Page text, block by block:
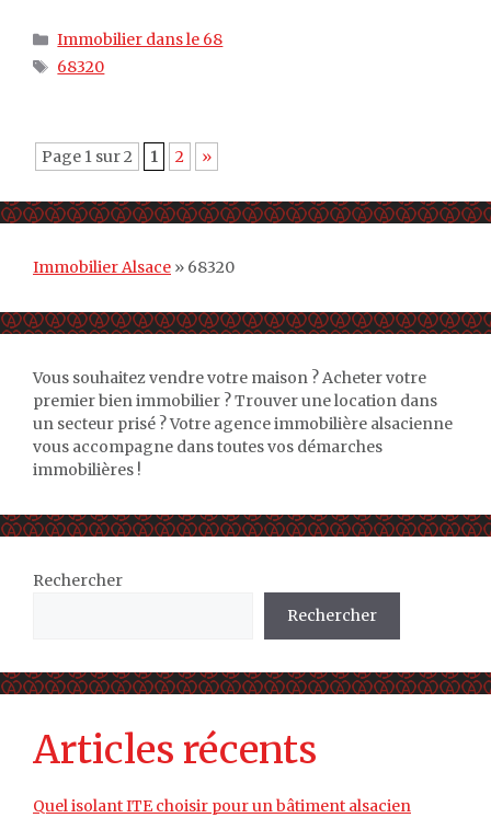
Catégories
Immobilier dans le 68
Étiquettes
68320
Page 1 sur 2 1 2 »
Immobilier Alsace » 68320
Vous souhaitez vendre votre maison ? Acheter votre
premier bien immobilier ? Trouver une location dans
un secteur prisé ? Votre agence immobilière alsacienne
vous accompagne dans toutes vos démarches
immobilières !
Rechercher
Rechercher
Articles récents
Quel isolant ITE choisir pour un bâtiment alsacien